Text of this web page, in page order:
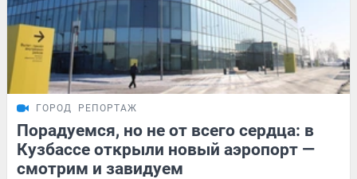
ГОРОД РЕПОРТАЖ
Порадуемся, но не от всего сердца: в
Кузбассе открыли новый аэропорт —
смотрим и завидуем